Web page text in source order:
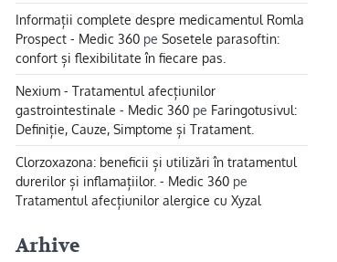
Informații complete despre medicamentul Romla
Prospect - Medic 360 pe Sosetele parasoftin:
confort și flexibilitate în fiecare pas.
Nexium - Tratamentul afecțiunilor
gastrointestinale - Medic 360 pe Faringotusivul:
Definiție, Cauze, Simptome și Tratament.
Clorzoxazona: beneficii și utilizări în tratamentul
durerilor și inflamațiilor. - Medic 360 pe
Tratamentul afecțiunilor alergice cu Xyzal
Arhive